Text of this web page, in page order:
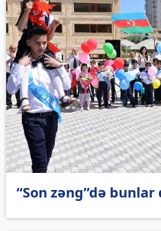
“Son zəng”də bunlar